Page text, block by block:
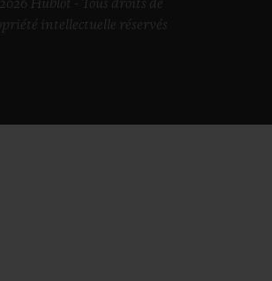
Hublot - Tous droits de
intellectuelle réservés